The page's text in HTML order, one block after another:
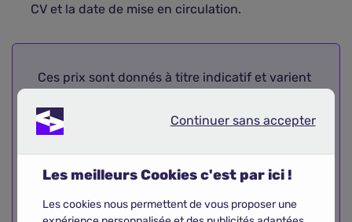
CV et la date de mise en circulation.
Ces prix sont donnés à titre indicatif et varient
souhaitez acheter un bateau, nous vous
conseillons de choisir une embarcation de
Continuer sans accepter
Les meilleurs Cookies c'est par ici !
Les cookies nous permettent de vous proposer une
Continuer sans accepter